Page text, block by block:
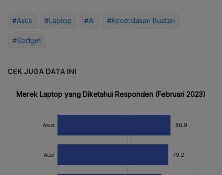
#Asus #Laptop #AI #Kecerdasan Buatan
#Gadget
CEK JUGA DATA INI